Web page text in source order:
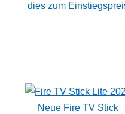
dies zum
Neue Fire TV Stick